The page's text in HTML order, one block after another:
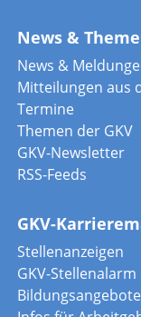
News &
News &
Mitteilungen aus
Termine
Themen der GKV
GKV-Newsletter
RSS-Feeds
GKV-
Stellenanzeigen
GKV-Stellenalarm
Bildungsangebote